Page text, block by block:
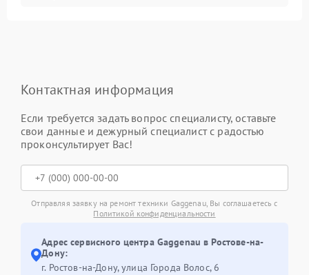
Контактная информация
Если требуется задать вопрос специалисту, оставьте
свои данные и дежурный специалист с радостью
проконсультирует Вас!
Отправляя заявку на ремонт техники Gaggenau, Вы соглашаетесь с
Политикой конфиденциальности
Адрес сервисного центра Gaggenau в Ростове-на-
Дону:
г. Ростов-на-Дону, улица Города Волос, 6